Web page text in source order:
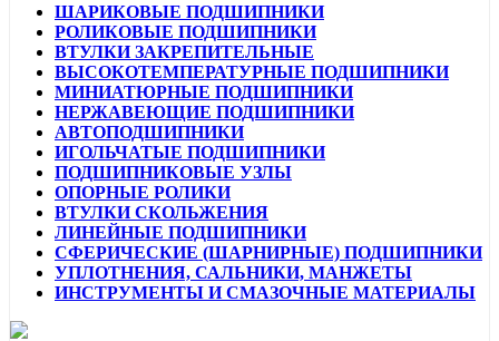
ШАРИКОВЫЕ ПОДШИПНИКИ
РОЛИКОВЫЕ ПОДШИПНИКИ
ВТУЛКИ ЗАКРЕПИТЕЛЬНЫЕ
ВЫСОКОТЕМПЕРАТУРНЫЕ ПОДШИПНИКИ
МИНИАТЮРНЫЕ ПОДШИПНИКИ
НЕРЖАВЕЮЩИЕ ПОДШИПНИКИ
АВТОПОДШИПНИКИ
ИГОЛЬЧАТЫЕ ПОДШИПНИКИ
ПОДШИПНИКОВЫЕ УЗЛЫ
ОПОРНЫЕ РОЛИКИ
ВТУЛКИ СКОЛЬЖЕНИЯ
ЛИНЕЙНЫЕ ПОДШИПНИКИ
СФЕРИЧЕСКИЕ (ШАРНИРНЫЕ) ПОДШИПНИКИ
УПЛОТНЕНИЯ, САЛЬНИКИ, МАНЖЕТЫ
ИНСТРУМЕНТЫ И СМАЗОЧНЫЕ МАТЕРИАЛЫ